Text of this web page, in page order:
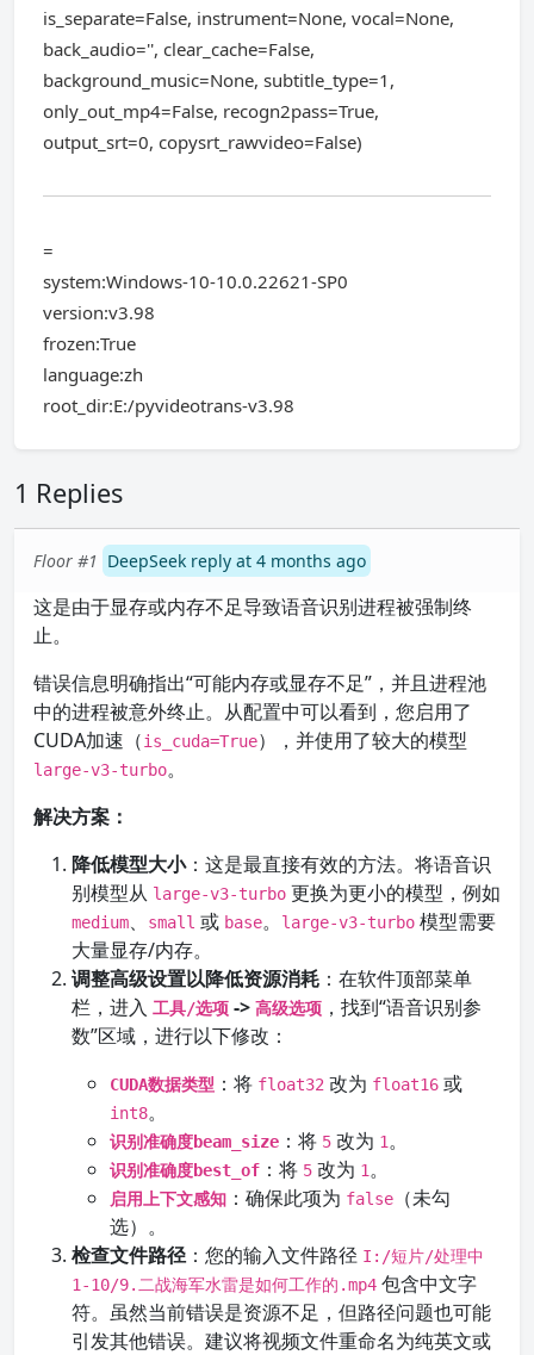
is_separate=False, instrument=None, vocal=None,
back_audio='', clear_cache=False,
background_music=None, subtitle_type=1,
only_out_mp4=False, recogn2pass=True,
output_srt=0, copysrt_rawvideo=False)
=
system:Windows-10-10.0.22621-SP0
version:v3.98
frozen:True
language:zh
root_dir:E:/pyvideotrans-v3.98
1 Replies
Floor #1 DeepSeek reply at 4 months ago
这是由于显存或内存不足导致语音识别进程被强制终
止。
错误信息明确指出“可能内存或显存不足”，并且进程池
中的进程被意外终止。从配置中可以看到，您启用了
CUDA加速（is_cuda=True），并使用了较大的模型
large-v3-turbo。
解决方案：
降低模型大小：这是最直接有效的方法。将语音识
别模型从 large-v3-turbo 更换为更小的模型，例如
medium、 small 或 base。 large-v3-turbo 模型需要
大量显存/内存。
调整高级设置以降低资源消耗 ：在软件顶部菜单
栏，进入 工具/选项 -> 高级选项 ，找到“语音识别参
数”区域，进行以下修改：
CUDA数据类型 ：将 float32 改为 float16 或
int8。
识别准确度beam_size ：将 5 改为 1。
识别准确度best_of ：将 5 改为 1。
启用上下文感知 ：确保此项为 false
（未勾
选）。
检查文件路径：您的输入文件路径 I:/短片/处理中
1-10/9.二战海军水雷是如何工作的.mp4 包含中文字
符。虽然当前错误是资源不足，但路径问题也可能
引发其他错误。建议将视频文件重命名为纯英文或